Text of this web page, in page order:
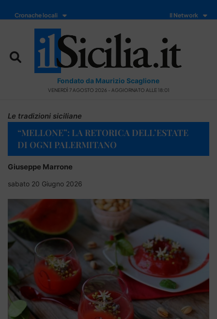
Cronache locali Il Network
Fondato da Maurizio Scaglione
VENERDÌ 7 AGOSTO 2026 - AGGIORNATO ALLE 18:01
Le tradizioni siciliane
“MELLONE”: LA RETORICA DELL’ESTATE
DI OGNI PALERMITANO
Giuseppe Marrone
sabato 20 Giugno 2026